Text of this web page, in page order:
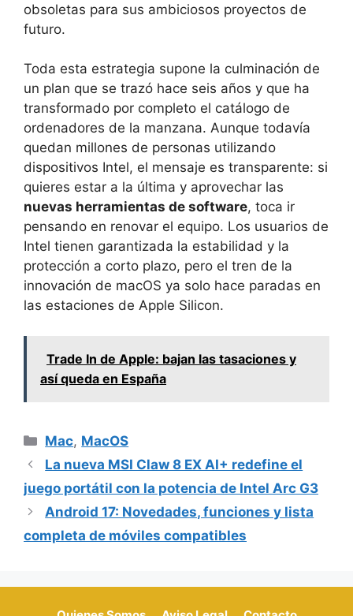
obsoletas para sus ambiciosos proyectos de
futuro.
Toda esta estrategia supone la culminación de
un plan que se trazó hace seis años y que ha
transformado por completo el catálogo de
ordenadores de la manzana. Aunque todavía
quedan millones de personas utilizando
dispositivos Intel, el mensaje es transparente: si
quieres estar a la última y aprovechar las
nuevas herramientas de software, toca ir
pensando en renovar el equipo. Los usuarios de
Intel tienen garantizada la estabilidad y la
protección a corto plazo, pero el tren de la
innovación de macOS ya solo hace paradas en
las estaciones de Apple Silicon.
Trade In de Apple: bajan las tasaciones y
así queda en España
Categorías
Mac, MacOS
La nueva MSI Claw 8 EX AI+ redefine el
juego portátil con la potencia de Intel Arc G3
Android 17: Novedades, funciones y lista
completa de móviles compatibles